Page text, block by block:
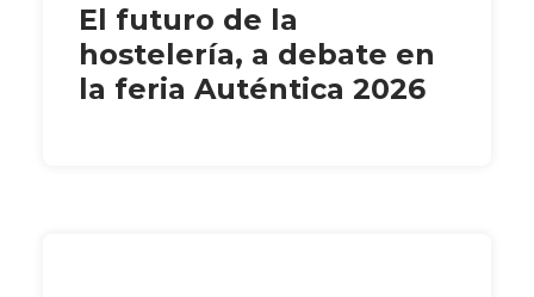
El futuro de la
hostelería, a debate en
la feria Auténtica 2026